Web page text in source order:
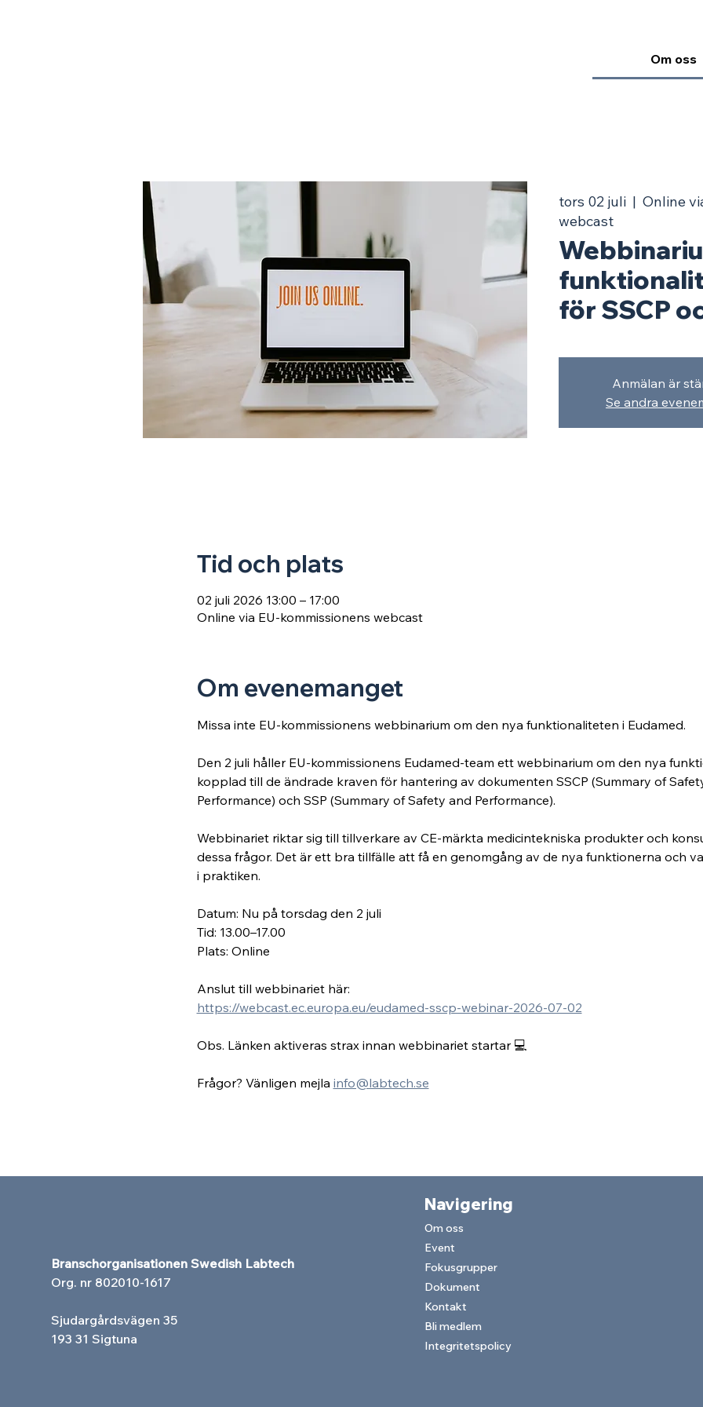
Om oss
tors 02 juli
  |
Online
webcast
för SSCP
Anmälan är
Se andra
Tid och plats
02 juli 2026 13:00 – 17:00
Online via EU-kommissionens webcast
Om evenemanget
Missa inte EU-kommissionens webbinarium om den nya funktionaliteten i Eudamed.
Den 2 juli håller EU-kommissionens Eudamed-team ett webbinarium om den nya
kopplad till de ändrade kraven för hantering av dokumenten SSCP (Summary of
Performance) och SSP (Summary of Safety and Performance).
Webbinariet riktar sig till tillverkare av CE-märkta medicintekniska produkter och
dessa frågor. Det är ett bra tillfälle att få en genomgång av de nya funktionerna och
i praktiken.
Datum: Nu på torsdag den 2 juli
Tid: 13.00–17.00
Plats: Online
Anslut till webbinariet här:
https://webcast.ec.europa.eu/eudamed-sscp-webinar-2026-07-02
Obs. Länken aktiveras strax innan webbinariet startar 💻
Frågor? Vänligen mejla info@labtech.se
Branschorganisationen Swedish Labtech
Org. nr 802010-1617
Sjudargårdsvägen 35
193 31 Sigtuna
Navigering
Om oss
Event
Fokusgrupper
Dokument
Kontakt
Bli medlem
Integritetspolicy